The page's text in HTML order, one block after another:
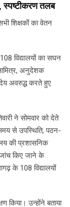
स्पष्टीकरण तलब
शिक्षकों का वेतन
विद्यालयों का सघन
अनुदेशक
अवरुद्ध करते हुए
ने सोमवार को देते
समय से उपस्थिति, पठन-
की प्रशासनिक
किए जाने के
के 108 विद्यालयों
किया। उन्होंने बताया